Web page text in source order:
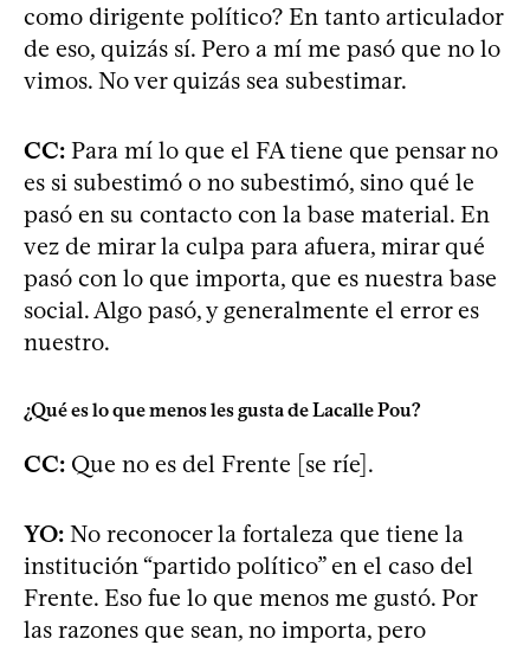
como dirigente político? En tanto articulador
de eso, quizás sí. Pero a mí me pasó que no lo
vimos. No ver quizás sea subestimar.
CC: Para mí lo que el FA tiene que pensar no
es si subestimó o no subestimó, sino qué le
pasó en su contacto con la base material. En
vez de mirar la culpa para afuera, mirar qué
pasó con lo que importa, que es nuestra base
social. Algo pasó, y generalmente el error es
nuestro.
¿Qué es lo que menos les gusta de Lacalle Pou?
CC: Que no es del Frente [se ríe].
YO: No reconocer la fortaleza que tiene la
institución “partido político” en el caso del
Frente. Eso fue lo que menos me gustó. Por
las razones que sean, no importa, pero